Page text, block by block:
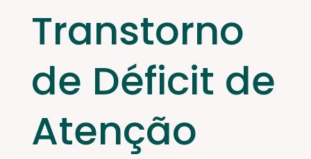
Transtorno
de Déficit de
Atenção